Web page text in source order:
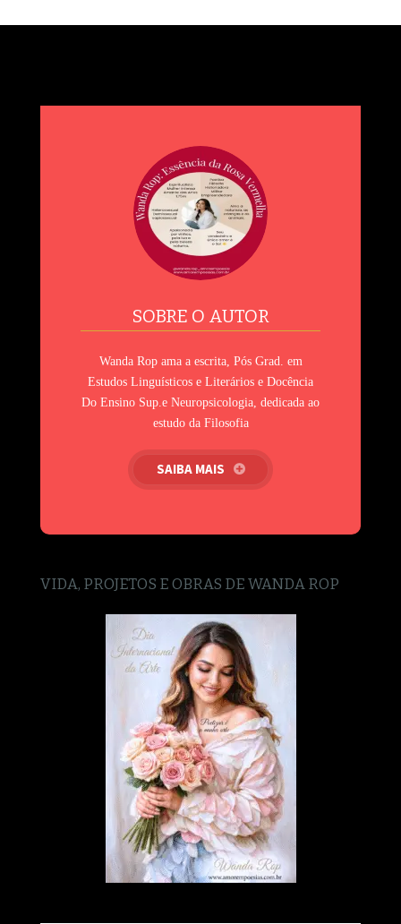
SOBRE O AUTOR
Wanda Rop ama a escrita, Pós Grad. em
Estudos Linguísticos e Literários e Docência
Do Ensino Sup.e Neuropsicologia, dedicada ao
estudo da Filosofia
SAIBA MAIS
VIDA, PROJETOS E OBRAS DE WANDA ROP